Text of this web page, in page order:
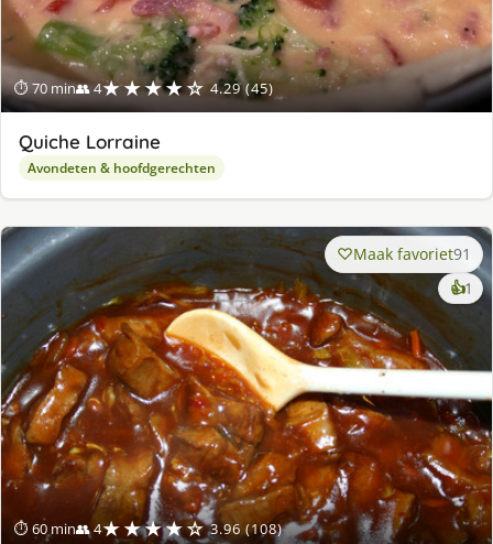
⏱ 70 min👥 4★★★★☆ 4.29 (45)
Quiche Lorraine
Avondeten & hoofdgerechten
⏱ 60 min👥 4★★★★☆ 3.96 (108)
Maak favoriet91
👍1